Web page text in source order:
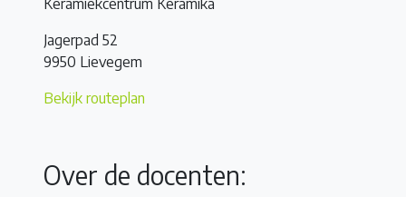
Keramiekcentrum Keramika
Jagerpad 52
9950 Lievegem
Bekijk routeplan
Over de docenten: